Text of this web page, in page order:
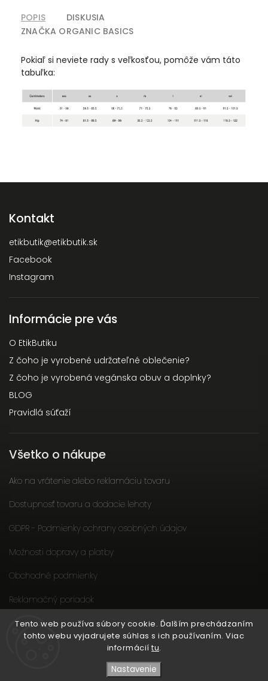
Tento web používa súbory cookie. Ďalším prechádzaním
tohto webu vyjadrujete súhlas s ich používaním. Viac
informácií tu.
Nastavenie
POPIS
DISKUSIA
ZNAČKA ORGANIC BASICS
Pokiaľ si neviete rady s veľkosťou, pomôže vám táto
tabuľka:
Kontakt
etikbutik@etikbutik.sk
Facebook
Instagram
Informácie pre vás
O EtikButiku
Z čoho je vyrobené udržateľné oblečenie?
Z čoho je vyrobená vegánska obuv a doplnky?
BLOG
Pravidlá súťaží
Všetko o nákupe
Ako na vrátenie alebo reklamáciu tovaru
Dostupnosť tovaru a dodacie lehoty
GDPR - Podmienky ochrany osobných údajov
Možnosti dopravy a platby
Obchodné podmienky
Reklamačný poriadok
Slow fashion podporuje ženy
EtikButik.sk. Všetky práva vyhradené.